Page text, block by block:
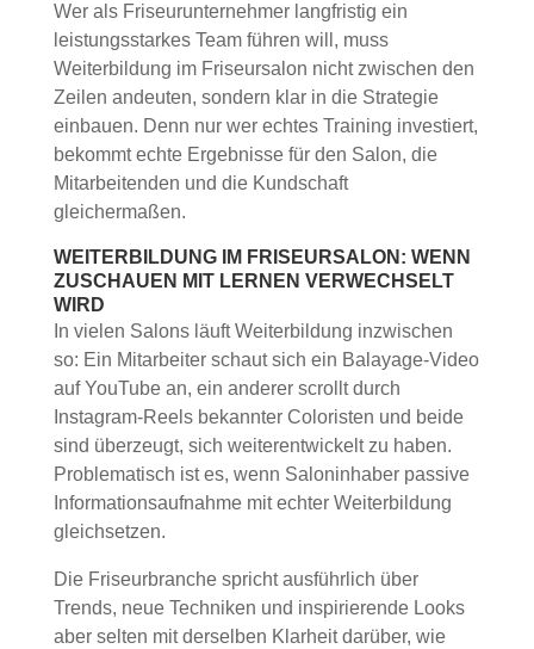
Wer als Friseurunternehmer langfristig ein
leistungsstarkes Team führen will, muss
Weiterbildung im Friseursalon nicht zwischen den
Zeilen andeuten, sondern klar in die Strategie
einbauen. Denn nur wer echtes Training investiert,
bekommt echte Ergebnisse für den Salon, die
Mitarbeitenden und die Kundschaft
gleichermaßen.
WEITERBILDUNG IM FRISEURSALON: WENN
ZUSCHAUEN MIT LERNEN VERWECHSELT
WIRD
In vielen Salons läuft Weiterbildung inzwischen
so: Ein Mitarbeiter schaut sich ein Balayage-Video
auf YouTube an, ein anderer scrollt durch
Instagram-Reels bekannter Coloristen und beide
sind überzeugt, sich weiterentwickelt zu haben.
Problematisch ist es, wenn Saloninhaber passive
Informationsaufnahme mit echter Weiterbildung
gleichsetzen.
Die Friseurbranche spricht ausführlich über
Trends, neue Techniken und inspirierende Looks
aber selten mit derselben Klarheit darüber, wie